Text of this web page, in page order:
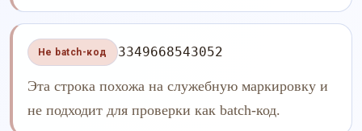
Не batch-код 3349668543052
Эта строка похожа на служебную маркировку и
не подходит для проверки как batch-код.